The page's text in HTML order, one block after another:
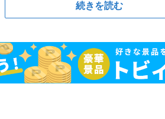
続きを読む